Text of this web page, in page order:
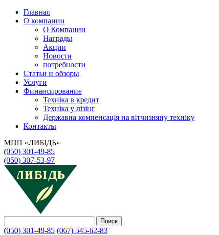
Главная
О компании
О Компании
Награды
Акции
Новости
потребности
Статьи и обзоры
Услуги
Финансирование
Техніка в кредит
Техніка у лізінг
Державна компенсація на вітчизняну техніку
Контакты
МПП «ЛИБІДЬ»
(050) 301-49-85
(050) 307-53-97
Поиск
(050) 301-49-85 (067) 545-62-83